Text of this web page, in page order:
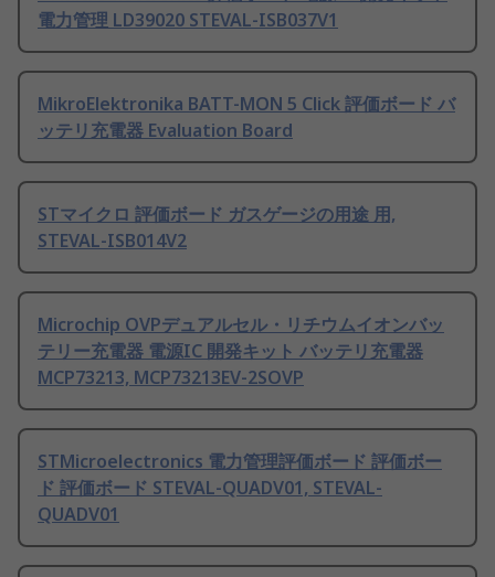
電力管理 LD39020 STEVAL-ISB037V1
MikroElektronika BATT-MON 5 Click 評価ボード バ
ッテリ充電器 Evaluation Board
STマイクロ 評価ボード ガスゲージの用途 用,
STEVAL-ISB014V2
Microchip OVPデュアルセル・リチウムイオンバッ
テリー充電器 電源IC 開発キット バッテリ充電器
MCP73213, MCP73213EV-2SOVP
STMicroelectronics 電力管理評価ボード 評価ボー
ド 評価ボード STEVAL-QUADV01, STEVAL-
QUADV01